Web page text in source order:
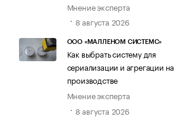
Мнение эксперта
8 августа 2026
ООО «МАЛЛЕНОМ СИСТЕМС»
Как выбрать систему для
сериализации и агрегации на
производстве
Мнение эксперта
8 августа 2026